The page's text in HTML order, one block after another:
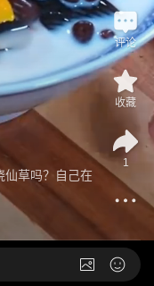
仙草吗？自己在
评论
收藏
1